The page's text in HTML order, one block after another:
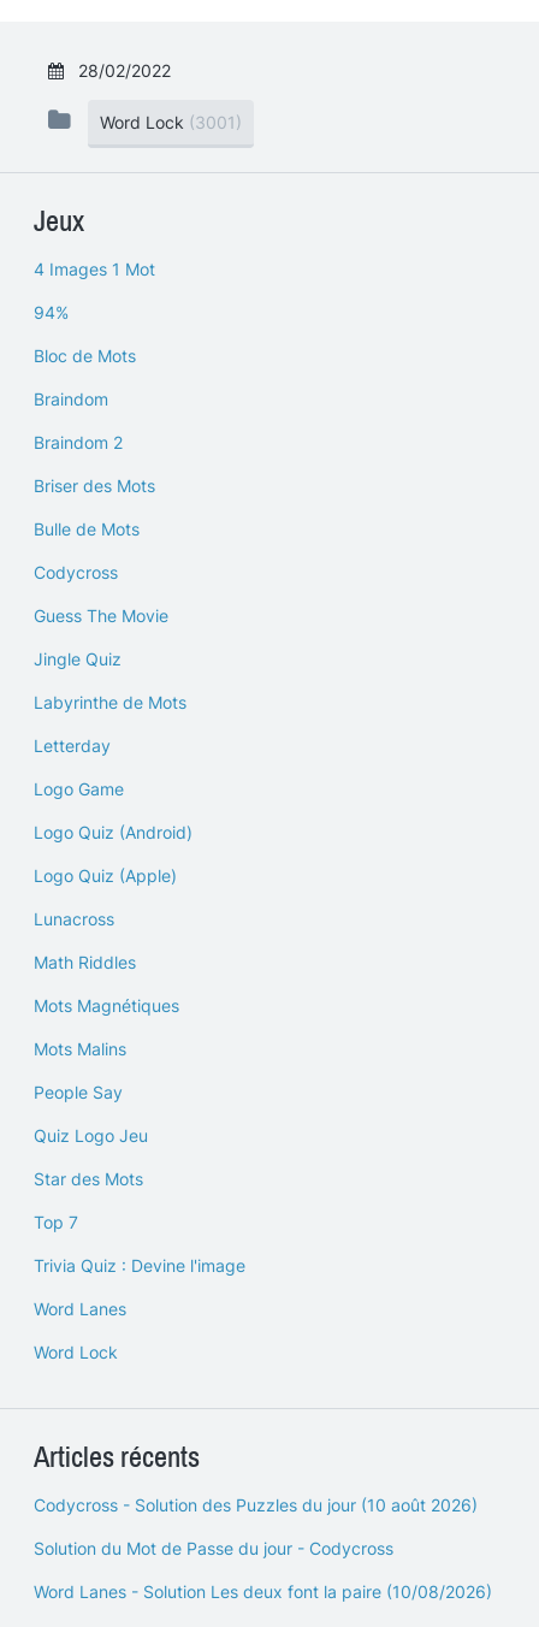
28/02/2022
Word Lock (3001)
Jeux
4 Images 1 Mot
94%
Bloc de Mots
Braindom
Braindom 2
Briser des Mots
Bulle de Mots
Codycross
Guess The Movie
Jingle Quiz
Labyrinthe de Mots
Letterday
Logo Game
Logo Quiz (Android)
Logo Quiz (Apple)
Lunacross
Math Riddles
Mots Magnétiques
Mots Malins
People Say
Quiz Logo Jeu
Star des Mots
Top 7
Trivia Quiz : Devine l'image
Word Lanes
Word Lock
Articles récents
Codycross - Solution des Puzzles du jour (10 août 2026)
Solution du Mot de Passe du jour - Codycross
Word Lanes - Solution Les deux font la paire (10/08/2026)